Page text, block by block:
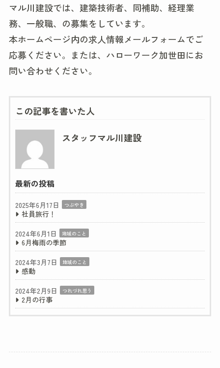
マル川建設では、建築技術者、同補助、経理業
務、一般職、の募集をしています。
本ホームページ内の求人情報メールフォームでご
応募ください。または、ハローワーク加世田にお
問い合わせください。
この記事を書いた人
スタッフマル川建設
最新の投稿
2025年6月17日 つぶやき
社員旅行！
2024年6月1日
地域のこと
6月梅雨の季節
2024年3月7日
地域のこと
感動
2024年2月9日
つれづれ思う
2月の行事